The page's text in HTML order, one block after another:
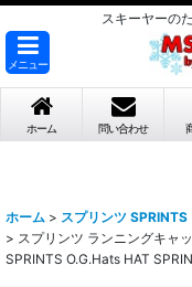
スキーヤーの
メニュー
ホーム 問い合わせ
ホーム > スプリンツ SPRINTS
> スプリンツ ランニングキャ
SPRINTS O.G.Hats HAT